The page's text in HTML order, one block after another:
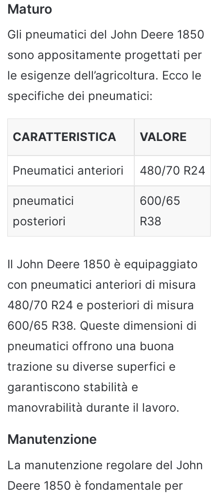
Maturo
Gli pneumatici del John Deere 1850
sono appositamente progettati per
le esigenze dell’agricoltura. Ecco le
specifiche dei pneumatici:
CARATTERISTICA VALORE
Pneumatici anteriori 480/70 R24
pneumatici
posteriori
600/65
R38
Il John Deere 1850 è equipaggiato
con pneumatici anteriori di misura
480/70 R24 e posteriori di misura
600/65 R38. Queste dimensioni di
pneumatici offrono una buona
trazione su diverse superfici e
garantiscono stabilità e
manovrabilità durante il lavoro.
Manutenzione
La manutenzione regolare del John
Deere 1850 è fondamentale per